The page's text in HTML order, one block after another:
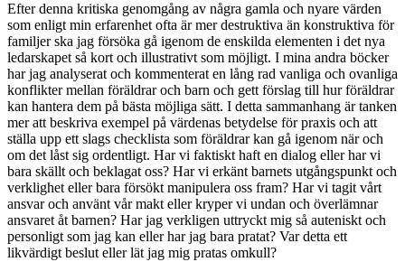
Efter denna kritiska genomgång av några gamla och nyare värden
som enligt min erfarenhet ofta är mer destruktiva än konstruktiva för
familjer ska jag försöka gå igenom de enskilda elementen i det nya
ledarskapet så kort och illustrativt som möjligt. I mina andra böcker
har jag analyserat och kommenterat en lång rad vanliga och ovanliga
konflikter mellan föräldrar och barn och gett förslag till hur föräldrar
kan hantera dem på bästa möjliga sätt. I detta sammanhang är tanken
mer att beskriva exempel på värdenas betydelse för praxis och att
ställa upp ett slags checklista som föräldrar kan gå igenom när och
om det låst sig ordentligt. Har vi faktiskt haft en dialog eller har vi
bara skällt och beklagat oss? Har vi erkänt barnets utgångspunkt och
verklighet eller bara försökt manipulera oss fram? Har vi tagit vårt
ansvar och använt vår makt eller kryper vi undan och överlämnar
ansvaret åt barnen? Har jag verkligen uttryckt mig så auteniskt och
personligt som jag kan eller har jag bara pratat? Var detta ett
likvärdigt beslut eller lät jag mig pratas omkull?